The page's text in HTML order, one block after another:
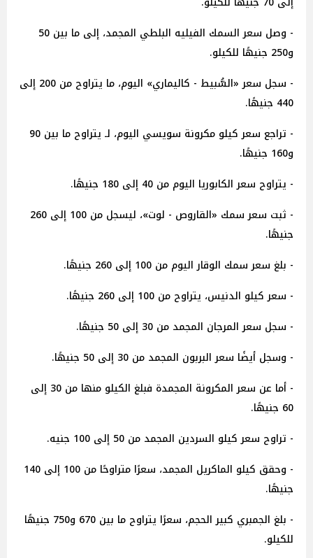
- وصل سعر السمك الفيليه البلطي المجمد، إلى ما بين 50
و250 جنيهًا للكيلو.
- سجل سعر «السُّبيط - كاليماري» اليوم، ما يتراوح من 200 إلى
440 جنيهًا.
- تراجع سعر كيلو مكرونة سويسي اليوم، لـ يتراوح ما بين 90
و160 جنيهًا.
- يتراوح سعر الكابوريا اليوم من 40 إلى 180 جنيهًا.
- ثبت سعر سمك «القاروص - لوت»، ليسجل من 100 إلى 260
جنيهًا.
- بلغ سعر سمك الوقار اليوم من 100 إلى 260 جنيهًا.
- سعر كيلو الدنيس، يتراوح من 100 إلى 260 جنيهًا.
- سجل سعر المرجان المجمد من 30 إلى 50 جنيهًا.
- وسجل أيضًا سعر البربون المجمد من 30 إلى 50 جنيهًا.
- أما عن سعر المكرونة المجمدة فبلغ الكيلو منها من 30 إلى
60 جنيهًا.
- تراوح سعر كيلو السردين المجمد من 50 إلى 100 جنيه.
- وحقق كيلو الماكريل المجمد، سعرًا متراوحًا من 100 إلى 140
جنيهًا.
- بلغ الجمبري كبير الحجم، سعرًا يتراوح ما بين 670 و750 جنيهًا
للكيلو.